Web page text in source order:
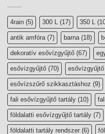
4rain (5) 300 L (17) 350 L
antik amfóra (7) barna (18)
dekoratív esővízgyűjtő (67)
esővízgyűjtő (70)
esővízszűrő szikkasztáshoz (9)
fali esővízgyűjtő tartály (10)
földalatti esővízgyűjtő tartály (7)
földalatti tartály rendszer (6)